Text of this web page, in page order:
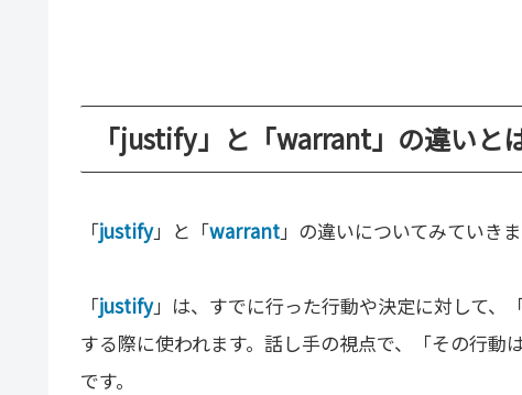
「justify」と「warrant」の違いと
「justify」と「warrant」の違いについてみていきま
「justify」は、すでに行った行動や決定に対して、
する際に使われます。話し手の視点で、「その行
です。